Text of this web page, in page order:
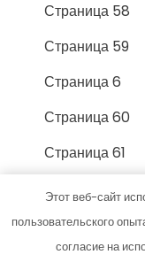
Страница 58
Страница 59
Страница 6
Страница 60
Страница 61
Страница 62
Страница 63
Этот веб-сайт
пользовательского
согласие на